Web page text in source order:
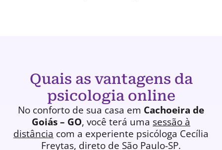
Quais as vantagens da
psicologia online
No conforto de sua casa em Cachoeira de
Goiás – GO, você terá uma sessão à
distância com a experiente psicóloga Cecília
Freytas, direto de São Paulo-SP.